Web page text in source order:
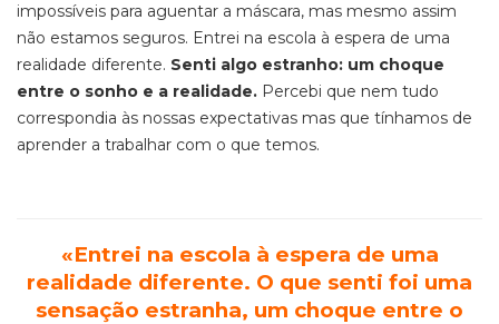
impossíveis para aguentar a máscara, mas mesmo assim
não estamos seguros. Entrei na escola à espera de uma
realidade diferente. Senti algo estranho: um choque
entre o sonho e a realidade. Percebi que nem tudo
correspondia às nossas expectativas mas que tínhamos de
aprender a trabalhar com o que temos.
«Entrei na escola à espera de uma
realidade diferente. O que senti foi uma
sensação estranha, um choque entre o